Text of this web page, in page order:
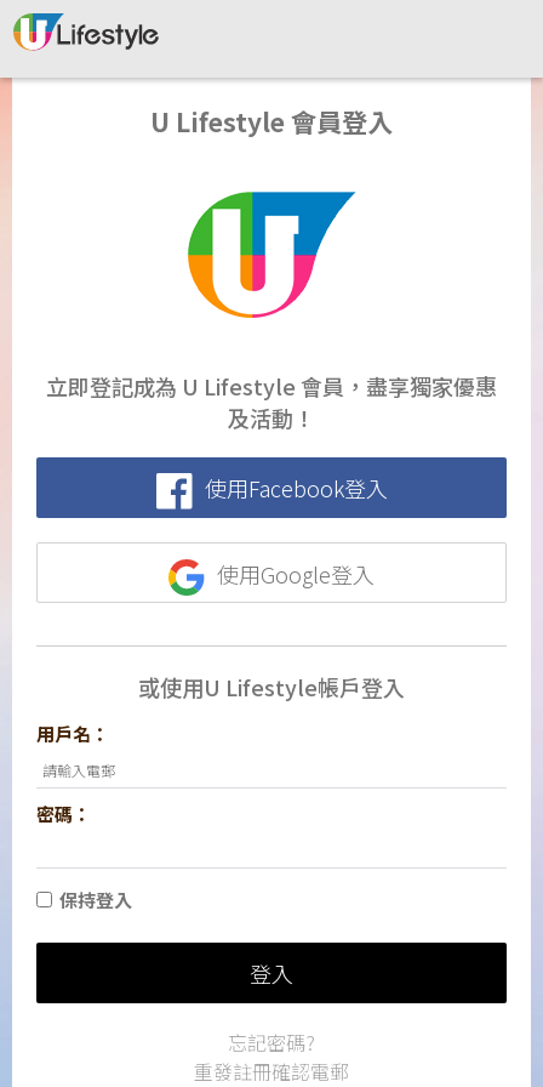
U Lifestyle 會員登入
立即登記成為 U Lifestyle 會員，盡享獨家優惠
及活動！
使用Facebook登入
使用Google登入
或使用U Lifestyle帳戶登入
用戶名：
密碼：
保持登入
登入
忘記密碼?
重發註冊確認電郵